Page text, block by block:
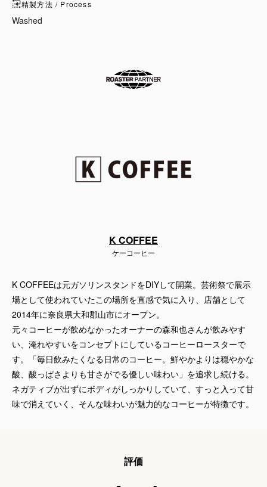
精製方法 / Process
Washed
K COFFEE
ケーコーヒー
K COFFEEは元ガソリンスタンドをDIYして開業。芸術祭で展示
場として使われていたこの場所を直感で気に入り、店舗として
2014年に奈良県大和郡山市にオープン。
元々コーヒーが飲めなかったオーナーの森和也さんが飲みやす
い、淹れやすいをコンセプトにしているコーヒーロースターで
す。「毎日飲みたくなる日常のコーヒー。鮮やかよりは穏やかな
酸、酸っぱさよりも甘さがでる優しい味わい」を追求し続ける。
ネガティブが出ずにボディがしっかりしていて、すっと入って甘
味で消えていく、そんな味わいが魅力的なコーヒーが特徴です。
評価